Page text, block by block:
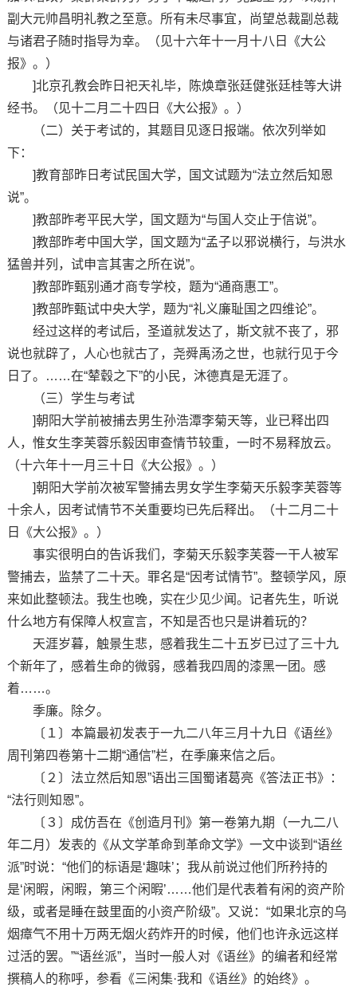
副大元帅昌明礼教之至意。所有未尽事宜，尚望总裁副总裁
与诸君子随时指导为幸。（见十六年十一月十八日《大公
报》。）
]北京孔教会昨日祀天礼毕，陈焕章张廷健张廷桂等大讲
经书。（见十二月二十四日《大公报》。）
（二）关于考试的，其题目见逐日报端。依次列举如
下：
]教育部昨日考试民国大学，国文试题为“法立然后知恩
说”。
]教部昨考平民大学，国文题为“与国人交止于信说”。
]教部昨考中国大学，国文题为“孟子以邪说横行，与洪水
猛兽并列，试申言其害之所在说”。
]教部昨甄别通才商专学校，题为“通商惠工”。
]教部昨甄试中央大学，题为“礼义廉耻国之四维论”。
经过这样的考试后，圣道就发达了，斯文就不丧了，邪
说也就辟了，人心也就古了，尧舜禹汤之世，也就行见于今
日了。……在“辇毂之下”的小民，沐德真是无涯了。
（三）学生与考试
]朝阳大学前被捕去男生孙浩潭李菊天等，业已释出四
人，惟女生李芙蓉乐毅因审查情节较重，一时不易释放云。
（十六年十一月三十日《大公报》。）
]朝阳大学前次被军警捕去男女学生李菊天乐毅李芙蓉等
十余人，因考试情节不关重要均已先后释出。（十二月二十
日《大公报》。）
事实很明白的告诉我们，李菊天乐毅李芙蓉一干人被军
警捕去，监禁了二十天。罪名是“因考试情节”。整顿学风，原
来如此整顿法。我生也晚，实在少见少闻。记者先生，听说
什么地方有保障人权宣言，不知是否也只是讲着玩的？
天涯岁暮，触景生悲，感着我生二十五岁已过了三十九
个新年了，感着生命的微弱，感着我四周的漆黑一团。感
着……。
季廉。除夕。
〔１〕本篇最初发表于一九二八年三月十九日《语丝》
周刊第四卷第十二期“通信”栏，在季廉来信之后。
〔２〕法立然后知恩”语出三国蜀诸葛亮《答法正书》：
“法行则知恩”。
〔３〕成仿吾在《创造月刊》第一卷第九期（一九二八
年二月）发表的《从文学革命到革命文学》一文中谈到“语丝
派”时说：“他们的标语是‘趣味’；我从前说过他们所矜持的
是‘闲暇，闲暇，第三个闲暇’……他们是代表着有闲的资产阶
级，或者是睡在鼓里面的小资产阶级”。又说：“如果北京的乌
烟瘴气不用十万两无烟火药炸开的时候，他们也许永远这样
过活的罢。”“语丝派”，当时一般人对《语丝》的编者和经常
撰稿人的称呼，参看《三闲集·我和《语丝》的始终》。